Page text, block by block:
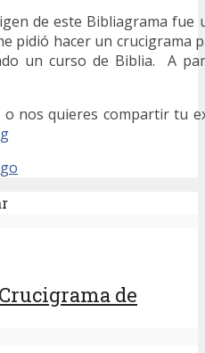
de este Bibliagrama fue
pidió hacer un crucigrama
un curso de Biblia. A
nos quieres compartir tu
de